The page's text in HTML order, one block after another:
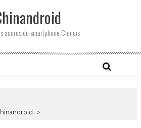
accros du smartphone Chinois
>